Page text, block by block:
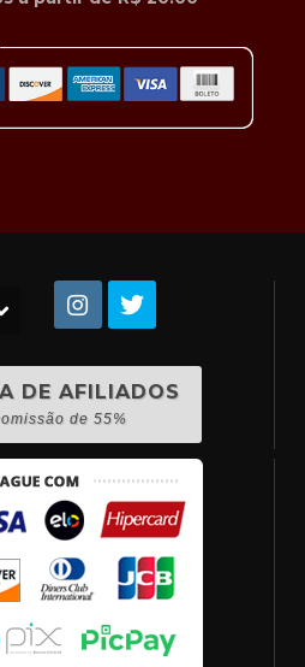
DE AFILIADOS
de 55%